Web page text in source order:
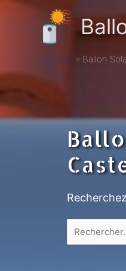
Accueil Ballon